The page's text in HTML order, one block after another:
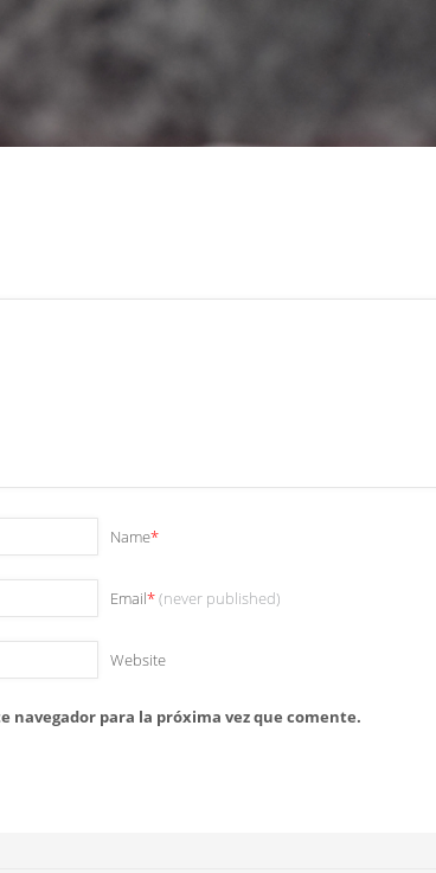
Name*
Email*(never published)
Website
navegador para la próxima vez que comente.